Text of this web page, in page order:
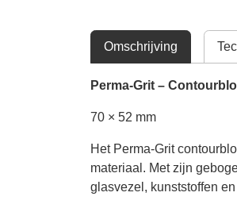
Omschrijving
Perma-Grit –
70 × 52 mm
Het Perma-Grit
materiaal. Met zijn
glasvezel, kunststoffen